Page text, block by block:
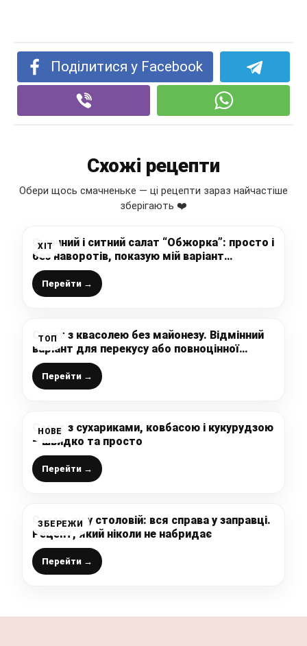
Поділитися у Facebook
Схожі рецепти
Обери щось смачненьке — ці рецепти зараз найчастіше
зберігають ❤️
ХІТ
Смачний і ситний салат “Обжорка”: просто і
без наворотів, показую мій варіант
приготування
Перейти →
ТОП
Салат з квасолею без майонезу. Відмінний
варіант для перекусу або повноцінної
вечері
Перейти →
НОВЕ
Салат з сухариками, ковбасою і кукурудзою
– швидко та просто
Перейти →
ЗБЕРЕЖИ
Салат, як у столовій: вся справа у заправці.
Рецепт, який ніколи не набридає
Перейти →